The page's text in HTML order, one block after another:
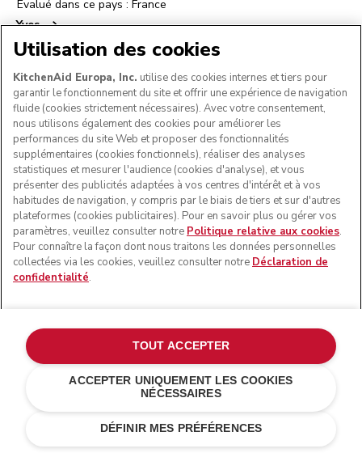
€ 159,00
Économies de
Utilisation des cookies
KitchenAid Europa, Inc. utilise des cookies internes et tiers pour
garantir le fonctionnement du site et offrir une expérience de navigation
fluide (cookies strictement nécessaires). Avec votre consentement,
nous utilisons également des cookies pour améliorer les
performances du site Web et proposer des fonctionnalités
supplémentaires (cookies fonctionnels), réaliser des analyses
statistiques et mesurer l'audience (cookies d'analyse), et vous
présenter des publicités adaptées à vos centres d'intérêt et à vos
habitudes de navigation, y compris par le biais de tiers et sur d'autres
plateformes (cookies publicitaires). Pour en savoir plus ou gérer vos
paramètres, veuillez consulter notre Politique relative aux cookies.
Pour connaître la façon dont nous traitons les données personnelles
collectées via les cookies, veuillez consulter notre Déclaration de
confidentialité.
DÉFINIR MES PRÉFÉRENCES
ACCEPTER UNIQUEMENT LES COOKIES
NÉCESSAIRES
TOUT ACCEPTER